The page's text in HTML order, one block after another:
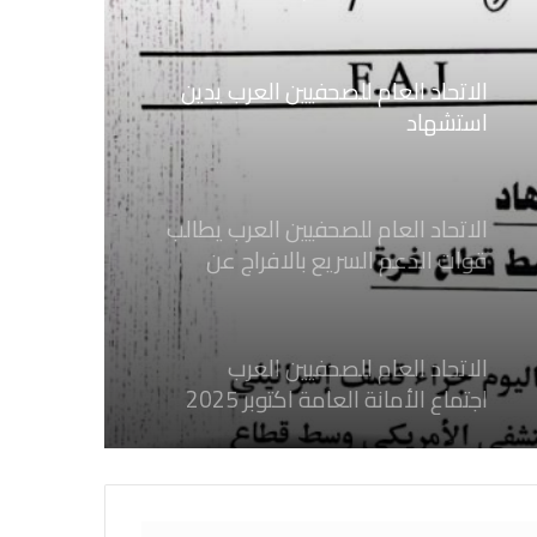
الاتحاد العام للصحفيين العرب يدين
استشهاد
ثلاثة صحفيين فلسطينيين باستهداف
الاتحاد العام للصحفيين العرب يطالب
قوات الدعم السريع بالافراج عن
الصحفيين السودانيين المعتقلين لديها
الاتحاد العام للصحفيين العرب
اجتماع الأمانة العامة اكتوبر 2025